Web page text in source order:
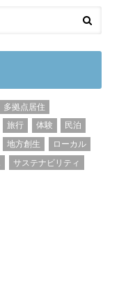
多拠点居住
旅行 体験
民泊
地方創生
ローカル
サステナビリティ